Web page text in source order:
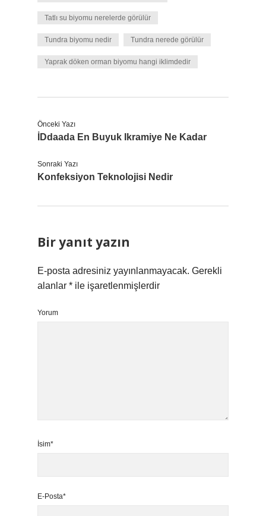
Tatlı su biyomu nerelerde görülür
Tundra biyomu nedir Tundra nerede görülür
Yaprak döken orman biyomu hangi iklimdedir
Önceki Yazı
İDdaada En Buyuk Ikramiye Ne Kadar
Sonraki Yazı
Konfeksiyon Teknolojisi Nedir
Bir yanıt yazın
E-posta adresiniz yayınlanmayacak. Gerekli
alanlar * ile işaretlenmişlerdir
Yorum
İsim*
E-Posta*